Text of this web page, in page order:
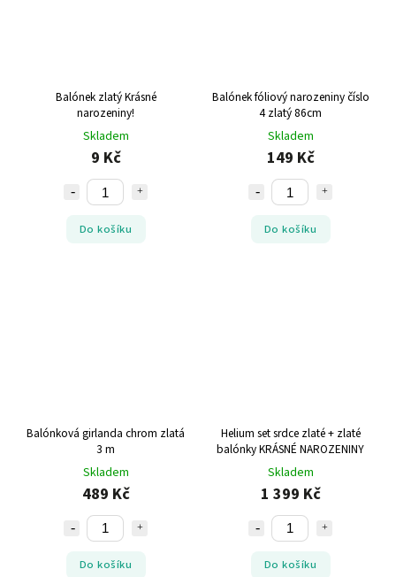
Balónek zlatý Krásné
narozeniny!
Skladem
9 Kč
Do košíku
Balónek fóliový narozeniny číslo
4 zlatý 86cm
Skladem
149 Kč
Do košíku
Balónková girlanda chrom zlatá
3 m
Skladem
489 Kč
Do košíku
Helium set srdce zlaté + zlaté
balónky KRÁSNÉ NAROZENINY
Skladem
1 399 Kč
Do košíku